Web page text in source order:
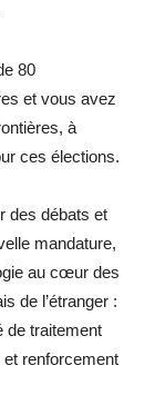
80
et vous avez
à
ces élections.
des débats et
mandature,
au cœur des
de l’étranger :
de traitement
renforcement